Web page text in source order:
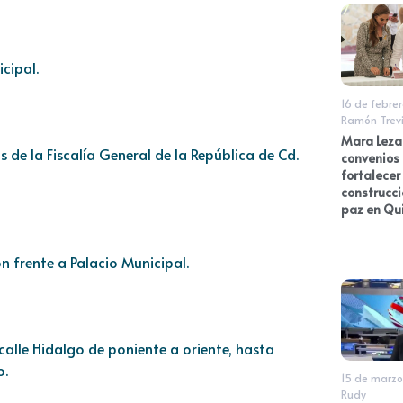
la Fiscalía General de la República de Cd.
frente a Palacio Municipal.
Hidalgo de poniente a oriente, hasta
16 de
Ramón
Mara
fortalecer
paz en
15 de
Rudy